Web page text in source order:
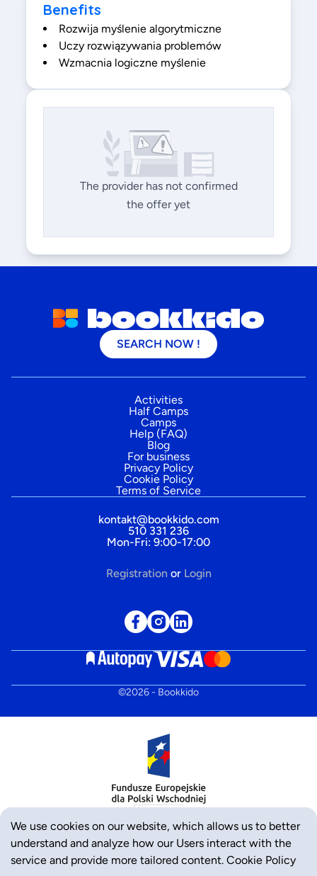
Benefits
Rozwija myślenie algorytmiczne
Uczy rozwiązywania problemów
Wzmacnia logiczne myślenie
The provider has not confirmed
the offer yet
SEARCH NOW !
Activities
Half Camps
Camps
Help (FAQ)
Blog
For business
Privacy Policy
Cookie Policy
Terms of Service
kontakt@bookkido.com
510 331 236
Mon-Fri: 9:00-17:00
Registration or Login
©2026- Bookkido
We use cookies on our website, which allows us to better
understand and analyze how our Users interact with the
service and provide more tailored content. Cookie Policy